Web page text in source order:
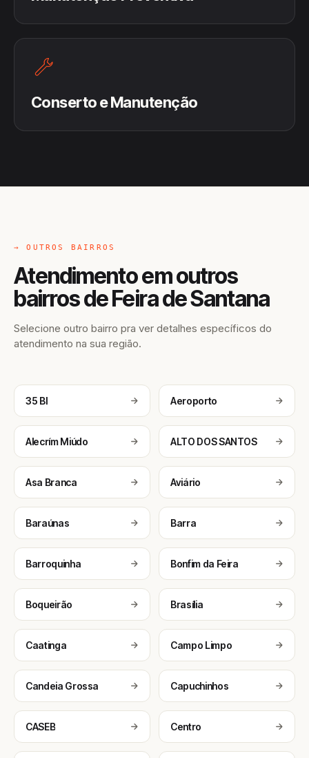
Conserto e Manutenção
→ OUTROS BAIRROS
Atendimento em outros
bairros de Feira de Santana
Selecione outro bairro pra ver detalhes específicos do
atendimento na sua região.
35 BI Aeroporto
Alecrím Miúdo ALTO DOS SANTOS
Asa Branca Aviário
Baraúnas Barra
Barroquinha Bonfim da Feira
Boqueirão Brasília
Caatinga Campo Limpo
Candeia Grossa Capuchinhos
CASEB Centro